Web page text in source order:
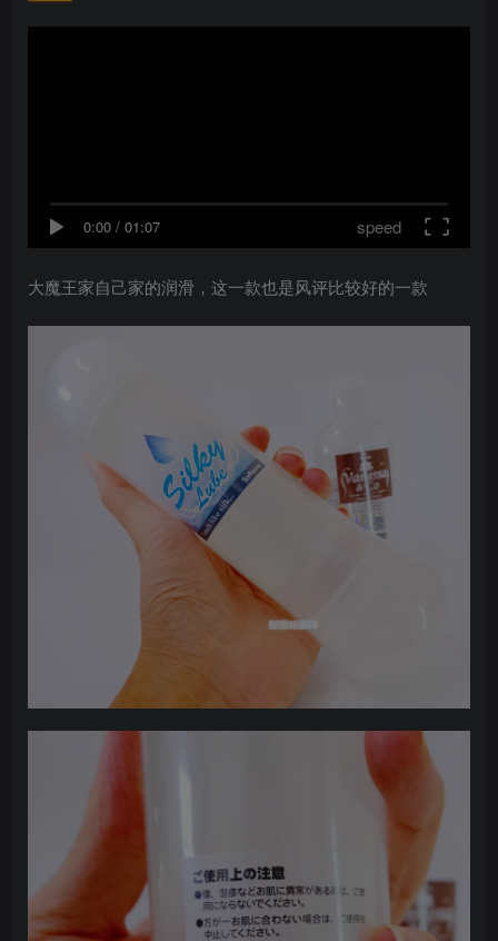
0:00 / 01:07 speed
大魔王家自己家的润滑，这一款也是风评比较好的一款